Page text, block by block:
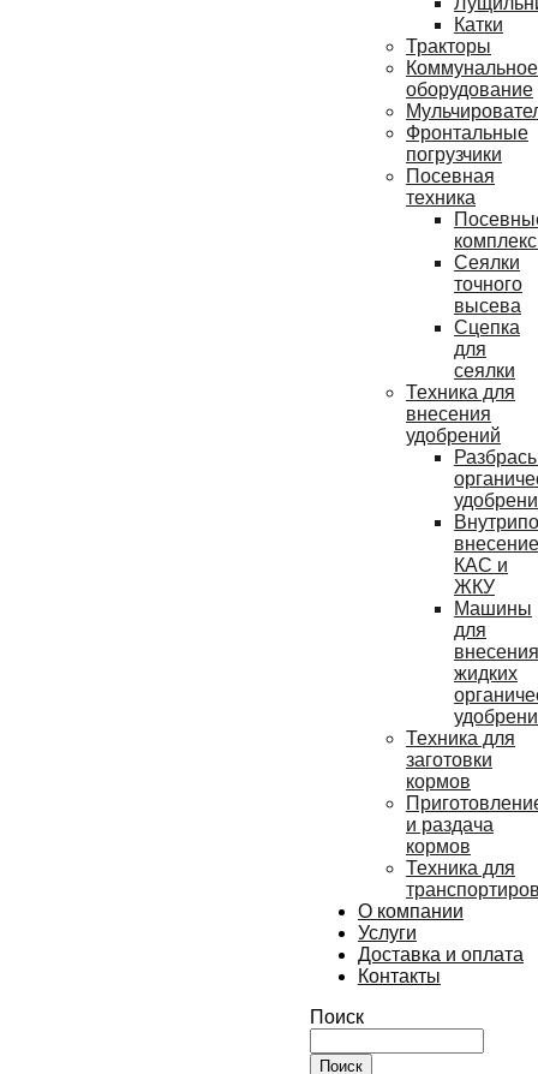
Катки
Тракторы
Коммунальное
оборудование
Фронтальные
погрузчики
Посевная
техника
Сеялки
точного
высева
Сцепка
для
сеялки
Техника для
внесения
удобрений
внесение
КАС и
ЖКУ
Машины
для
внесения
жидких
Техника для
заготовки
кормов
и раздача
кормов
Техника для
О компании
Услуги
Доставка и оплата
Контакты
Поиск